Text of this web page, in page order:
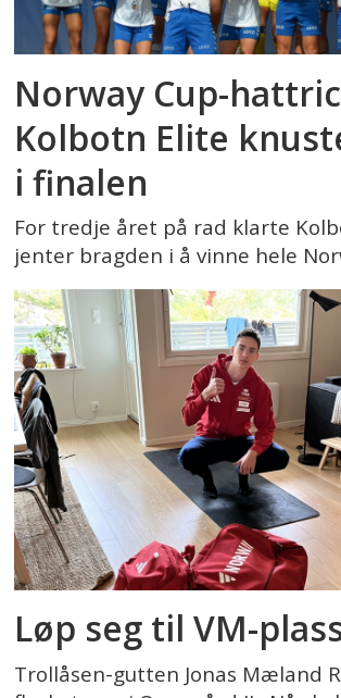
Norway Cup-
Kolbotn Elite
i finalen
For tredje året på rad klarte
jenter bragden i å vinne hele
Løp seg til VM-
Trollåsen-gutten Jonas Mæland